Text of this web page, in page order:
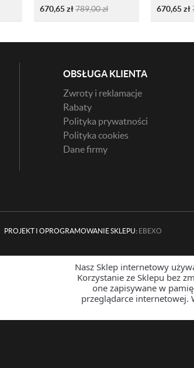
CZARNY
670,65zł789,00zł
BIAŁY
670,65zł
OBSŁUGA KLIENTA
Zwroty i reklamacje
Rabaty
Polityka prywatności
Polityka cookies
Dane firmy
PROJEKT I OPROGRAMOWANIE SKLEPU: EBEXO
Nasz Sklep internetowy
Korzystanie ze Sklepu bez
one zapisywane w
przeglądarce internetowej.